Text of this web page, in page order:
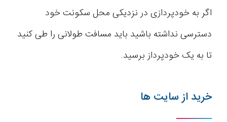
اگر به خودپردازی در نزدیکی محل سکونت خود
دسترسی نداشته باشید باید مسافت طولانی را طی کنید
تا به یک خودپرداز برسید.
خرید از سایت ها